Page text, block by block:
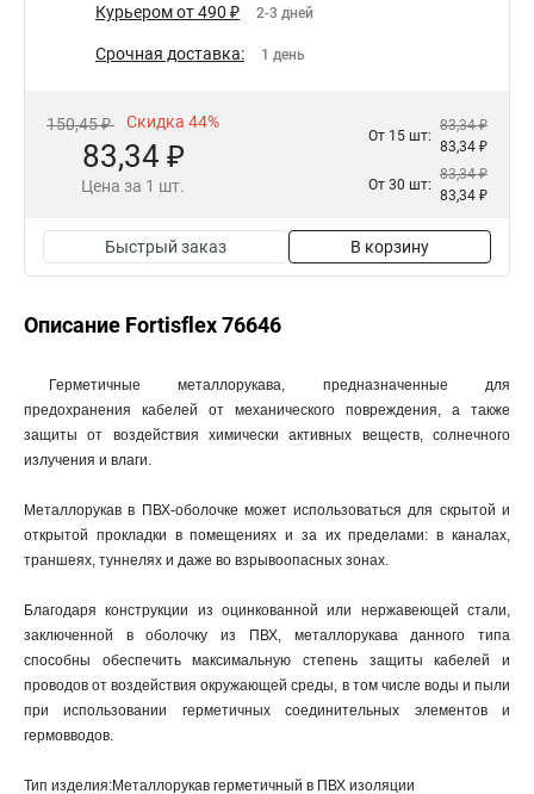
Курьером от 490 ₽ 2-3 дней
Срочная доставка: 1 день
150,45 ₽ Скидка 44%
83,34 ₽
Цена за 1 шт.
От 15 шт:
83,34 ₽
83,34 ₽
От 30 шт:
83,34 ₽
83,34 ₽
Быстрый заказ В корзину
Описание Fortisflex 76646
Герметичные металлорукава, предназначенные для
предохранения кабелей от механического повреждения, а также
защиты от воздействия химически активных веществ, солнечного
излучения и влаги.
Металлорукав в ПВХ-оболочке может использоваться для скрытой и
открытой прокладки в помещениях и за их пределами: в каналах,
траншеях, туннелях и даже во взрывоопасных зонах.
Благодаря конструкции из оцинкованной или нержавеющей стали,
заключенной в оболочку из ПВХ, металлорукава данного типа
способны обеспечить максимальную степень защиты кабелей и
проводов от воздействия окружающей среды, в том числе воды и пыли
при использовании герметичных соединительных элементов и
гермовводов.
Тип изделия:Металлорукав герметичный в ПВХ изоляции